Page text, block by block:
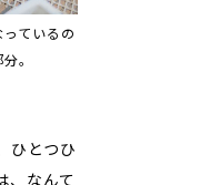
ているの
。
ひとつひ
、なんて